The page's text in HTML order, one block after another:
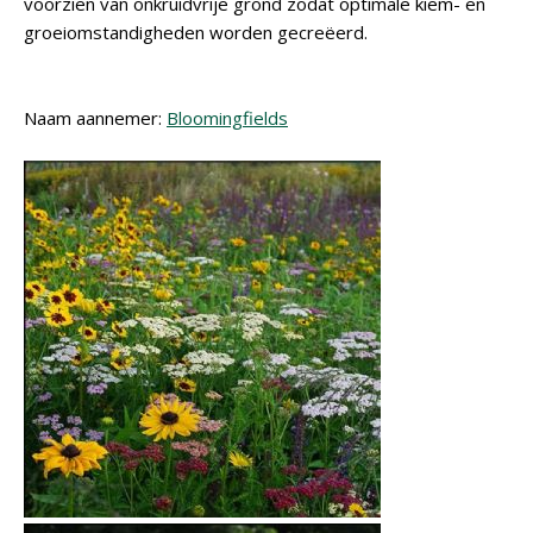
groeiomstandigheden worden gecreëerd.
Naam aannemer: Bloomingfields